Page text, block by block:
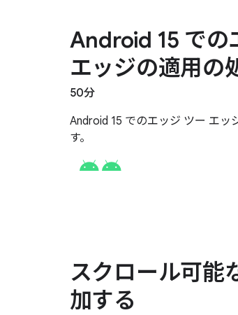
Android 15 での
エッジの適用の
50分
Android 15 でのエッジ ツー エッ
す。
スクロール可能
加する